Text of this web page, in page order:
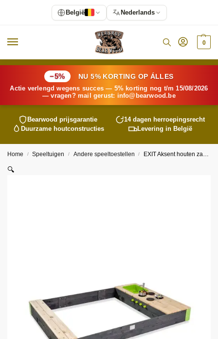
0
−5% NU 5% KORTING OP ÁLLES
Actie verlengd wegens succes — 5% korting nog t/m 15/08/2026
— vragen? mail gerust: info@ bearwood.be
Bearwood prijsgarantie
14 dagen herroepingsrecht
Duurzame houtconstructies
Levering in België
Home / Speeltuigen / Andere speeltoestellen / EXIT Aksent houten zandbak 200x140cm
🔍
België Nederlands